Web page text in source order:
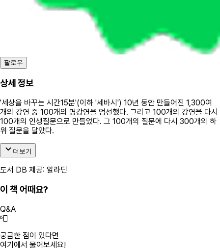
팔로우
상세 정보
'세상을 바꾸는 시간15분'(이하 '세바시') 10년 동안 만들어진 1,300여
개의 강연 중 100개의 명강연을 엄선했다. 그리고 100개의 강연을 다시
100개의 인생질문으로 만들었다. 그 100개의 질문에 다시 300개의 하
위 질문을 달았다.
더보기
도서 DB 제공: 알라딘
이 책 어때요?
Q&A
📮
궁금한 점이 있다면
여기에서 물어보세요!